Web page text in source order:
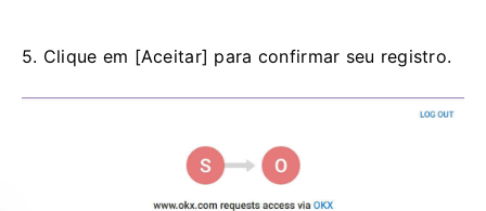
5. Clique em [Aceitar] para confirmar seu registro.